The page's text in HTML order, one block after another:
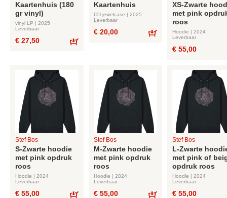
Kaartenhuis (180
gr vinyl)
vinyl LP | 2025
Leverbaar
€ 27,50
Kaartenhuis
CD jewelcase | 2025
Leverbaar
€ 20,00
XS-Zwarte
met pink
roos
Hoodie | 2024
Leverbaar
€ 55,00
Stef Bos
S-Zwarte hoodie
met pink opdruk
roos
Hoodie | 2024
Leverbaar
€ 55,00
Stef Bos
M-Zwarte hoodie
met pink opdruk
roos
Hoodie | 2024
Leverbaar
€ 55,00
Stef Bos
L-Zwarte
met pink of
opdruk roos
Hoodie | 2024
Leverbaar
€ 55,00